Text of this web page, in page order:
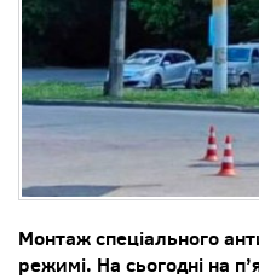
Монтаж спеціального
режимі. На сьогодні на